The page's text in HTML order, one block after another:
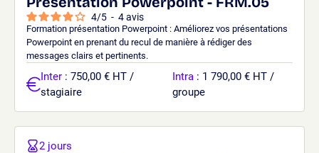
4/5 - 4avis
Formation présentation Powerpoint : Améliorez vos présentations
Powerpoint en prenant du recul de manière à rédiger des
messages clairs et pertinents.
Inter : 750,00 € HT /
stagiaire
Intra : 1 790,00 € HT /
groupe
2 jours